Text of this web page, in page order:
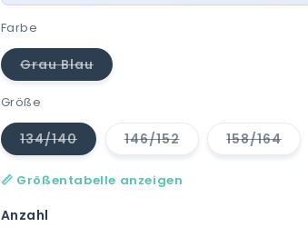
Farbe
Grau Blau
Variante
verfügbar
Größe
134/140
Variante
oder
nicht
146/152
Variante
oder
nicht
158/164
📏 Größentabelle anzeigen
Anzahl